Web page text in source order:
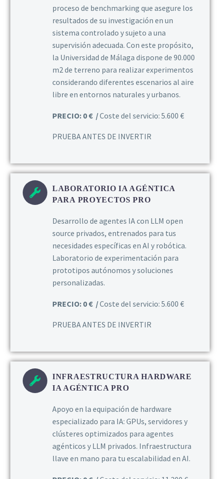
proceso de benchmarking que asegure los
resultados de su investigación en un
sistema controlado y sujeto a una
supervisión adecuada. Con este propósito,
la Universidad de Málaga dispone de 90.000
m2 de terreno para realizar experimentos
considerando diferentes escenarios al aire
libre en entornos naturales y urbanos.
PRECIO: 0 € /Coste del servicio: 5.600 €
PRUEBA ANTES DE INVERTIR
LABORATORIO IA AGÉNTICA
PARA PROYECTOS PRO
Desarrollo de agentes IA con LLM open
source privados, entrenados para tus
necesidades específicas en AI y robótica.
Laboratorio de experimentación para
prototipos autónomos y soluciones
personalizadas.
PRECIO: 0 € /Coste del servicio: 5.600 €
PRUEBA ANTES DE INVERTIR
INFRAESTRUCTURA HARDWARE
IA AGÉNTICA PRO
Apoyo en la equipación de hardware
especializado para IA: GPUs, servidores y
clústeres optimizados para agentes
agénticos y LLM privados. Infraestructura
llave en mano para tu escalabilidad en AI.